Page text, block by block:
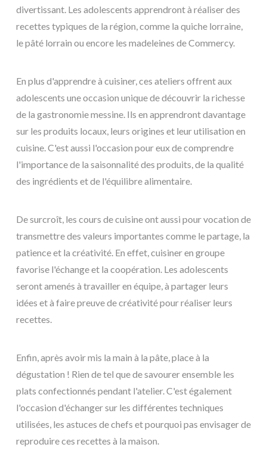
divertissant. Les adolescents apprendront à réaliser des
recettes typiques de la région, comme la quiche lorraine,
le pâté lorrain ou encore les madeleines de Commercy.
En plus d'apprendre à cuisiner, ces ateliers offrent aux
adolescents une occasion unique de découvrir la richesse
de la gastronomie messine. Ils en apprendront davantage
sur les produits locaux, leurs origines et leur utilisation en
cuisine. C'est aussi l'occasion pour eux de comprendre
l'importance de la saisonnalité des produits, de la qualité
des ingrédients et de l'équilibre alimentaire.
De surcroît, les cours de cuisine ont aussi pour vocation de
transmettre des valeurs importantes comme le partage, la
patience et la créativité. En effet, cuisiner en groupe
favorise l'échange et la coopération. Les adolescents
seront amenés à travailler en équipe, à partager leurs
idées et à faire preuve de créativité pour réaliser leurs
recettes.
Enfin, après avoir mis la main à la pâte, place à la
dégustation ! Rien de tel que de savourer ensemble les
plats confectionnés pendant l'atelier. C'est également
l'occasion d'échanger sur les différentes techniques
utilisées, les astuces de chefs et pourquoi pas envisager de
reproduire ces recettes à la maison.